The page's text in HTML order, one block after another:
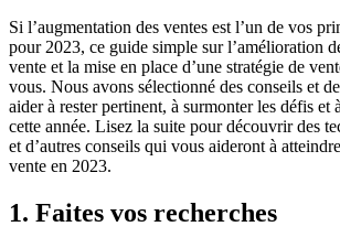
Si l’augmentation des ventes est l’un de vos
pour 2023, ce guide simple sur l’amélioration
vente et la mise en place d’une stratégie de
vous. Nous avons sélectionné des conseils et
aider à rester pertinent, à surmonter les défis et
cette année. Lisez la suite pour découvrir des
et d’autres conseils qui vous aideront à
vente en 2023.
1. Faites vos recherches